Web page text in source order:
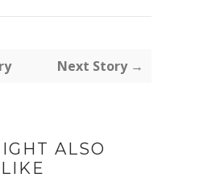
Next Story →
ALSO
LIKE